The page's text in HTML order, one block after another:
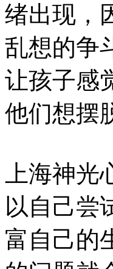
绪出现，
乱想的争
让孩子感
他们想摆
上海神
以自己尝
富自己的